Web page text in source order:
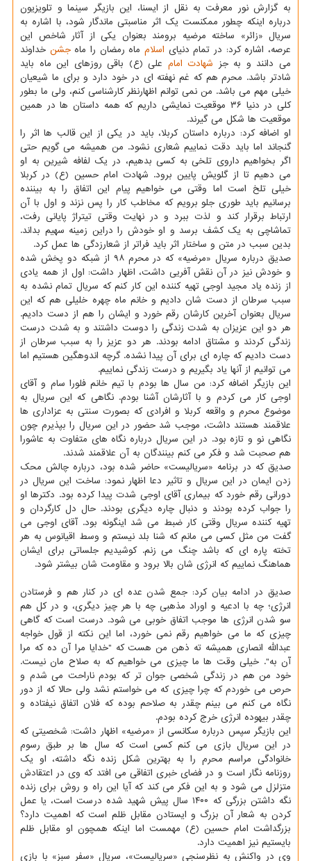
به گزارش نور معرفت به نقل از ایسنا، این بازیگر سینما و تلویزیون
درباره اینکه چطور ممکنست یک اثر مناسبتی ماندگار شود، با اشاره به
سریال «زائر» ساخته مرضیه برومند بعنوان یکی از آثار شاخص این
عرصه، اشاره کرد: در تمام دنیای اسلامماه رمضان را ماهجشن خداوند
می دانند و به جز شهادت امام علی (ع) باقی روزهای این ماه باید
شادتر باشد. محرم هم که غم نهفته ای در خود دارد و برای ما شیعیان
خیلی مهم می باشد. من نمی توانم اظهارنظر کارشناسی کنم، ولی ما بطور
کلی در دنیا ۳۶ موقعیت نمایشی داریم که همه داستان ها در همین
موقعیت ها شکل می گیرند.
او اضافه کرد: درباره داستان کربلا، باید در یکی از این قالب ها اثر را
گنجاند اما باید دقت نماییم شعاری نشود. من همیشه می گویم حتی
اگر بخواهیم داروی تلخی به کسی بدهیم، در یک لفافه شیرین به او
می دهیم تا از گلویش پایین برود. شهادت امام حسین (ع) در کربلا
خیلی تلخ است اما وقتی می خواهیم پیام این اتفاق را به بیننده
برسانیم باید طوری جلو برویم که مخاطب کار را پس نزند و اول با آن
ارتباط برقرار کند و لذت ببرد و در نهایت وقتی تیتراژ پایانی رفت،
تماشاچی به یک کشف برسد و او خودش را دراین زمینه سهیم بداند.
بدین سبب در متن و ساختار اثر باید فراتر از شعارزدگی ها عمل کرد.
صدیق درباره سریال «مرضیه» که در محرم ۹۸ از شبکه دو پخش شده
و خودش نیز در آن نقش آفریی داشت، اظهار داشت: اول از همه یادی
از زنده یاد مجید اوجی تهیه کننده این کار کنم که سریال تمام نشده به
سبب سرطان از دست شان دادیم و خانم ماه چهره خلیلی هم که این
سریال بعنوان آخرین کارشان رقم خورد و ایشان را هم از دست دادیم.
هر دو این عزیزان به شدت زندگی را دوست داشتند و به شدت درست
زندگی کردند و مشتاق ادامه بودند. هر دو عزیز را به سبب سرطان از
دست دادیم که چاره ای برای آن پیدا نشده. گرچه اندوهگین هستیم اما
می توانیم از آنها یاد بگیریم و درست زندگی نماییم.
این بازیگر اضافه کرد: من سال ها بودم با تیم خانم فلورا سام و آقای
اوجی کار می کردم و با آثارشان آشنا بودم. نگاهی که این سریال به
موضوع محرم و واقعه کربلا و افرادی که بصورت سنتی به عزاداری ها
علاقمند هستند داشت، موجب شد حضور در این سریال را بپذیرم چون
نگاهی نو و تازه بود. در این سریال درباره نگاه های متفاوت به عاشورا
هم صحبت شد و فکر می کنم بینندگان به آن علاقمند شدند.
صدیق که در برنامه «سریالیست» حاضر شده بود، درباره چالش محک
زدن ایمان در این سریال و تاثیر دعا اظهار نمود: ساخت این سریال در
دورانی رقم خورد که بیماری آقای اوجی شدت پیدا کرده بود. دکترها او
را جواب کرده بودند و دنبال چاره دیگری بودند. حال دل کارگردان و
تهیه کننده سریال وقتی کار ضبط می شد اینگونه بود. آقای اوجی می
گفت من مثل کسی می مانم که شنا بلد نیستم و وسط اقیانوس به هر
تخته پاره ای که باشد چنگ می زنم. کوشیدیم جلساتی برای ایشان
هماهنگ نماییم که انرژی شان بالا برود و مقاومت شان بیشتر شود.
صدیق در ادامه بیان کرد: جمع شدن عده ای در کنار هم و فرستادن
انرژی؛ چه با ادعیه و اوراد مذهبی چه با هر چیز دیگری، و در کل هم
سو شدن انرژی ها موجب اتفاق خوبی می شود. درست است که گاهی
چیزی که ما می خواهیم رقم نمی خورد، اما این نکته از قول خواجه
عبدالله انصاری همیشه ته ذهن من هست که "خدایا مرا آن ده که مرا
آن به". خیلی وقت ها ما چیزی می خواهیم که به صلاح مان نیست.
خود من هم در زندگی شخصی جوان تر که بودم ناراحت می شدم و
حرص می خوردم که چرا چیزی که می خواستم نشد ولی حالا که از دور
نگاه می کنم می بینم چقدر به صلاحم بوده که فلان اتفاق نیفتاده و
چقدر بیهوده انرژی خرج کرده بودم.
این بازیگر سپس درباره سکانسی از «مرضیه» اظهار داشت: شخصیتی که
در این سریال بازی می کنم کسی است که سال ها بر طبق رسوم
خانوادگی مراسم محرم را به بهترین شکل زنده نگه داشته، او یک
روزنامه نگار است و در فضای خبری اتفاقی می افتد که وی در اعتقادش
متزلزل می شود و به این فکر می کند که آیا این راه و روش برای زنده
نگه داشتن بزرگی که ۱۴۰۰ سال پیش شهید شده درست است، یا عمل
کردن به شعار آن بزرگ و ایستادن مقابل ظلم است که اهمیت دارد؟
بزرگداشت امام حسین (ع) مهمست اما اینکه همچون او مقابل ظلم
بایستیم نیز اهمیت دارد.
وی در واکنش به نظرسنجی «سریالیست»، سریال «سفر سبز» با بازی